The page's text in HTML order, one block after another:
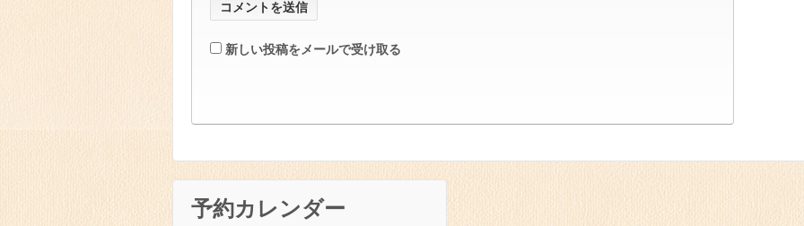
新しい投稿をメールで受け取る
予約カレンダー